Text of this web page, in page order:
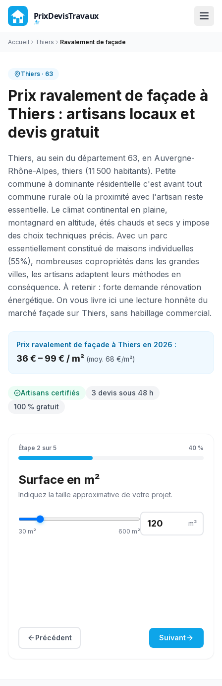
Accueil Thiers Ravalement de façade
Thiers · 63
Prix ravalement de façade à
Thiers : artisans locaux et
devis gratuit
Thiers, au sein du département 63, en Auvergne-
Rhône-Alpes, thiers (11 500 habitants). Petite
commune à dominante résidentielle c'est avant tout
commune rurale où la proximité avec l'artisan reste
essentielle. Le climat continental en plaine,
montagnard en altitude, étés chauds et secs y impose
des choix techniques précis. Avec un parc
essentiellement constitué de maisons individuelles
(55%), nombreuses copropriétés dans les grandes
villes, les artisans adaptent leurs méthodes en
conséquence. À retenir : forte demande rénovation
énergétique. On vous livre ici une lecture honnête du
marché façade sur Thiers, sans habillage commercial.
Prix ravalement de façade à Thiers en 2026 :
36 € – 99 € / m² (moy. 68 €/m²)
Artisans certifiés
3 devis sous 48 h
100 % gratuit
Étape 2 sur 5 40 %
Surface en m²
Indiquez lataille approximative de votre projet.
30 m² 600 m²
m²
Précédent Suivant